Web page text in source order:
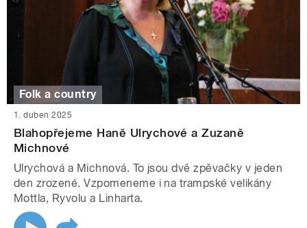
Folk a country
1. duben 2025
Blahopřejeme Haně Ulrychové a Zuzaně
Michnové
Ulrychová a Michnová. To jsou dvě zpěvačky v jeden
den zrozené. Vzpomeneme i na trampské velikány
Mottla, Ryvolu a Linharta.